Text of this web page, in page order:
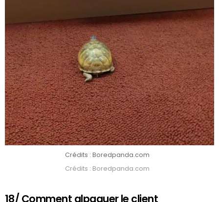
Crédits : Boredpanda.com
Crédits : Boredpanda.com
18/ Comment alpaguer le client